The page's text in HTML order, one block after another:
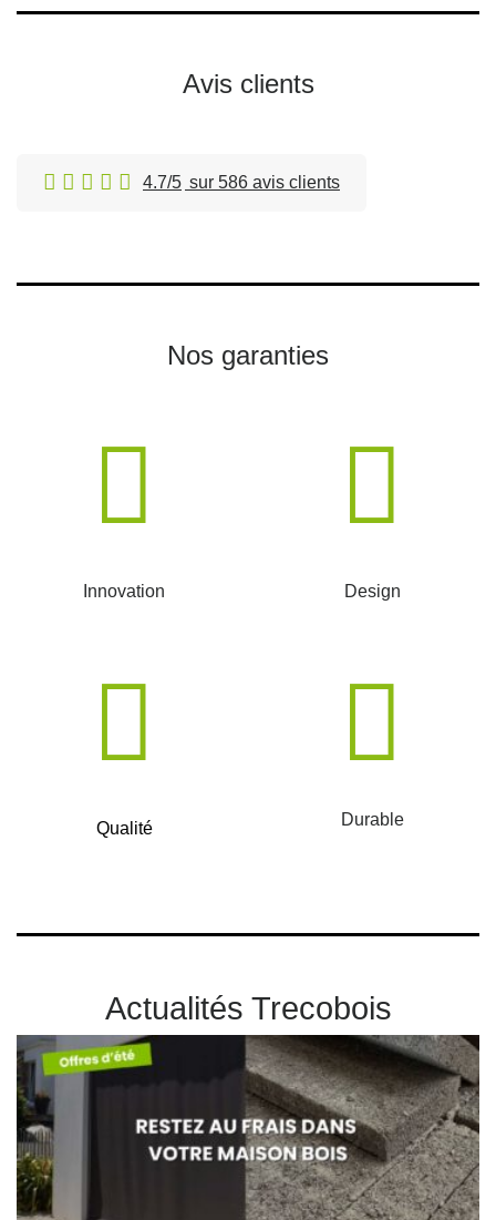
Avis clients
4.7/5 sur 586 avis clients
Nos garanties
Innovation Design
Qualité Durable
Actualités Trecobois